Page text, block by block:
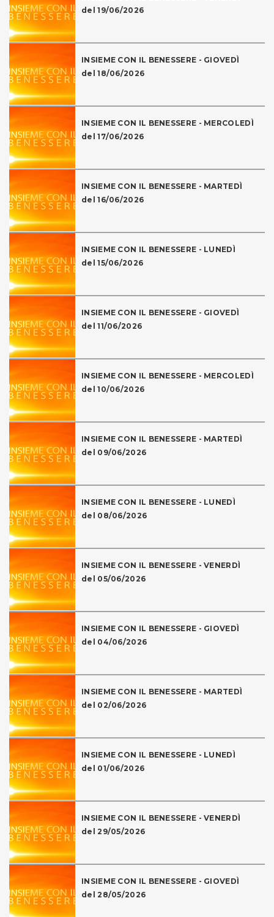
del 19/06/2026
INSIEME CON IL BENESSERE - GIOVEDÌ
del 18/06/2026
INSIEME CON IL BENESSERE - MERCOLEDÌ
del 17/06/2026
INSIEME CON IL BENESSERE - MARTEDÌ
del 16/06/2026
INSIEME CON IL BENESSERE - LUNEDÌ
del 15/06/2026
INSIEME CON IL BENESSERE - GIOVEDÌ
del 11/06/2026
INSIEME CON IL BENESSERE - MERCOLEDÌ
del 10/06/2026
INSIEME CON IL BENESSERE - MARTEDÌ
del 09/06/2026
INSIEME CON IL BENESSERE - LUNEDÌ
del 08/06/2026
INSIEME CON IL BENESSERE - VENERDÌ
del 05/06/2026
INSIEME CON IL BENESSERE - GIOVEDÌ
del 04/06/2026
INSIEME CON IL BENESSERE - MARTEDÌ
del 02/06/2026
INSIEME CON IL BENESSERE - LUNEDÌ
del 01/06/2026
INSIEME CON IL BENESSERE - VENERDÌ
del 29/05/2026
INSIEME CON IL BENESSERE - GIOVEDÌ
del 28/05/2026